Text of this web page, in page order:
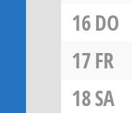
16DO
17FR
18SA